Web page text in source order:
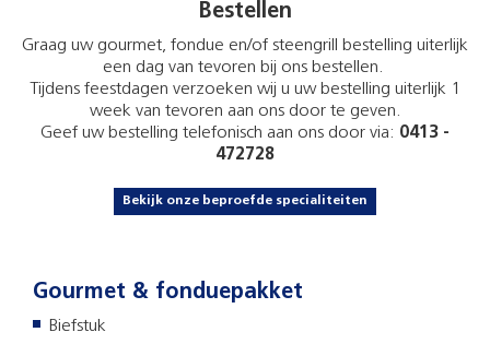
Bestellen
Graag uw gourmet, fondue en/of steengrill bestelling uiterlijk
een dag van tevoren bij ons bestellen.
Tijdens feestdagen verzoeken wij u uw bestelling uiterlijk 1
week van tevoren aan ons door te geven.
Geef uw bestelling telefonisch aan ons door via: 0413 -
472728
Bekijk onze beproefde specialiteiten
Gourmet & fonduepakket
Biefstuk